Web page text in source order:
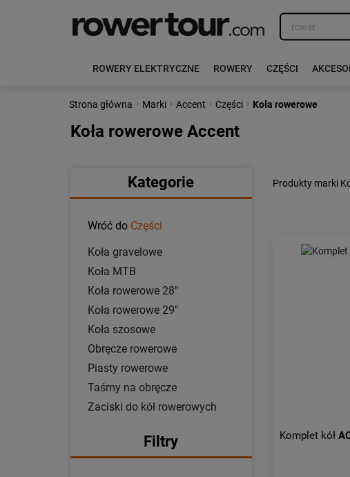
ROWERY ELEKTRYCZNE ROWERY CZĘŚCI
Strona główna › Marki › Accent › Części › Koła rowerowe
Koła rowerowe Accent
Kategorie
Wróć do Części
Koła gravelowe
Koła MTB
Koła rowerowe 28"
Koła rowerowe 29"
Koła szosowe
Obręcze rowerowe
Piasty rowerowe
Taśmy na obręcze
Zaciski do kół rowerowych
Filtry
Produkty marki
Komplet kół